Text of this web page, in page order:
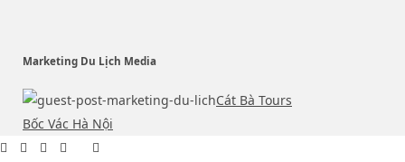
Marketing Du Lịch Media
Cát Bà Tours
Bốc Vác Hà Nội